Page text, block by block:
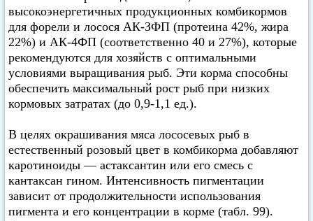
высокоэнергетичных продукционных комбикормов
для форели и лосося АК-ЗФП (протеина 42%, жира
22%) и АК-4ФП (соответственно 40 и 27%), которые
рекомендуются для хозяйств с оптимальными
условиями выращивания рыб. Эти корма способны
обеспечить максимальный рост рыб при низких
кормовых затратах (до 0,9-1,1 ед.).
В целях окрашивания мяса лососевых рыб в
естественный розовый цвет в комбикорма добавляют
каротиноиды — астаксантин или его смесь с
кантаксан гином. Интенсивность пигментации
зависит от продолжительности использования
пигмента и его концентрации в корме (табл. 99).